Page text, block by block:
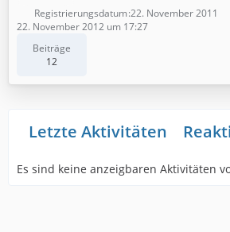
Beiträge
12
Registrierungsdatum 22. November 2011
22. November 2012 um 17:27
Letzte Aktivitäten
Es sind keine anzeigbaren Aktivitäten